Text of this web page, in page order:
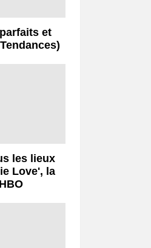
et
les lieux
Love', la